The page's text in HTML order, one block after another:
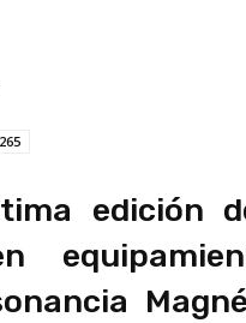
edición